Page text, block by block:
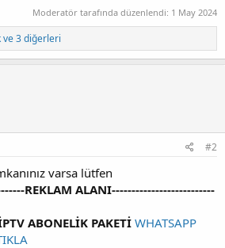
Moderatör tarafında düzenlendi: 1 May 2024
ve 3 diğerleri
#2
varsa lütfen
REKLAM ALANI--------------------------
ABONELİK PAKETİ WHATSAPP